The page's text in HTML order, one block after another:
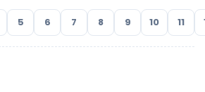
5 6 7 8 9 10 11